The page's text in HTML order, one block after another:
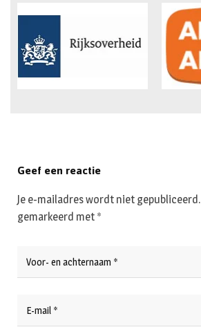
Geef een reactie
Je e-mailadres wordt niet gepubliceerd.
gemarkeerd met *